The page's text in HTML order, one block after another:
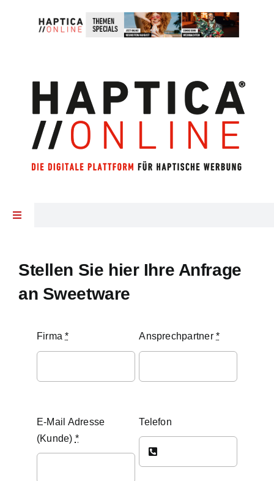
Toggle
NEWS
PRODUKTE & IDEEN
BEST PRACTICES
KONTAKT
Stellen Sie hier Ihre Anfrage
an Sweetware
Firma* Ansprechpartner*
E-Mail Adresse
(Kunde) *
Telefon